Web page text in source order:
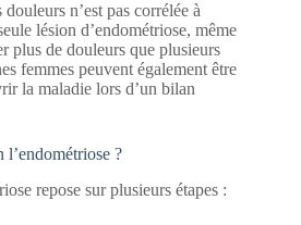
douleurs n’est pas corrélée à
lésion d’endométriose, même
plus de douleurs que plusieurs
femmes peuvent également être
la maladie lors d’un bilan
?
repose sur plusieurs étapes :